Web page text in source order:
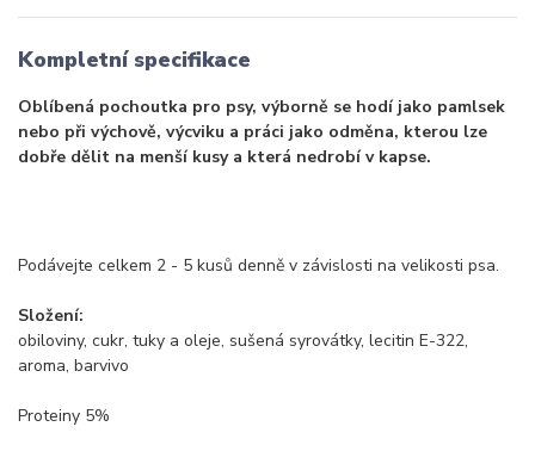
Kompletní specifikace
Oblíbená pochoutka pro psy, výborně se hodí jako pamlsek
nebo při výchově, výcviku a práci jako odměna, kterou lze
dobře dělit na menší kusy a která nedrobí v kapse.
Podávejte celkem 2 - 5 kusů denně v závislosti na velikosti psa.
Složení:
obiloviny, cukr, tuky a oleje, sušená syrovátky, lecitin E-322,
aroma, barvivo
Proteiny 5%